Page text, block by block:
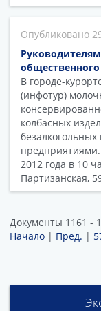
В городе-
(инфотур)
колбасных
2012 года в 10
Партизанская,
Документы 1161 -
Начало | Пред. |